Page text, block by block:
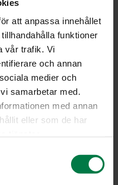
att anpassa innehållet
funktioner
vår trafik. Vi
och annan
medier och
samarbetar med.
med annan
eller som de har
tulevalta varren
leikataan parin päivän
nopeasti haista, joten
ja valoisa
ja värittymistä.
koska niistä lähtee
saattaa jäädä tahroja
että
Liljoista saa